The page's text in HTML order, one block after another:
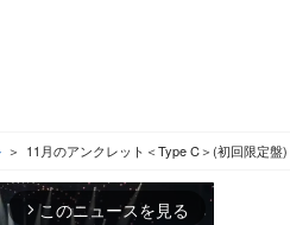
11月のアンクレット＜Type C＞(初回限定盤)
arrow_forward_ios このニュースを見る